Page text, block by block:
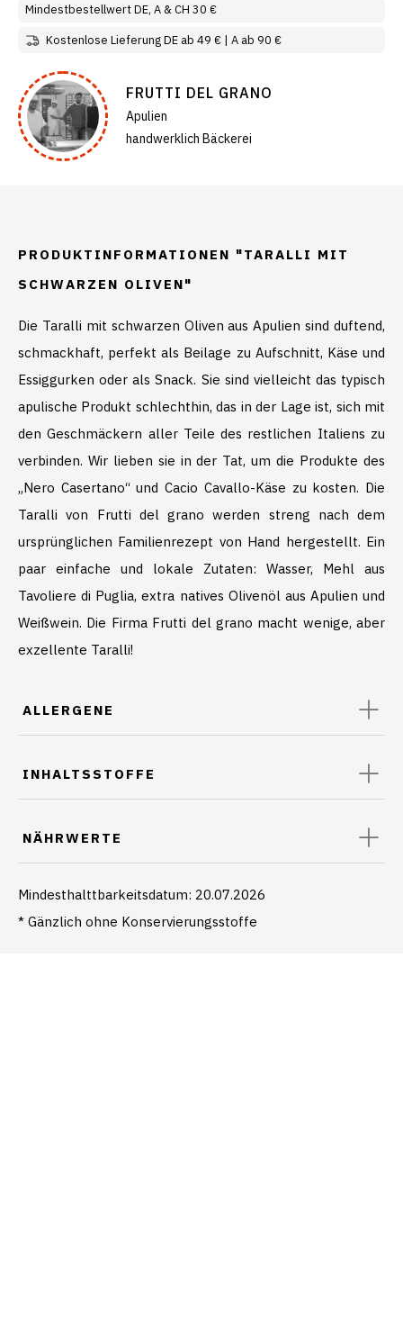
Mindestbestellwert DE, A & CH 30 €
Kostenlose Lieferung DE ab 49 € | A ab 90 €
FRUTTI DEL GRANO
Apulien
handwerklich Bäckerei
PRODUKTINFORMATIONEN "TARALLI MIT
SCHWARZEN OLIVEN"
Die Taralli mit schwarzen Oliven aus Apulien sind duftend,
schmackhaft, perfekt als Beilage zu Aufschnitt, Käse und
Essiggurken oder als Snack. Sie sind vielleicht das typisch
apulische Produkt schlechthin, das in der Lage ist, sich mit
den Geschmäckern aller Teile des restlichen Italiens zu
verbinden. Wir lieben sie in der Tat, um die Produkte des
„Nero Casertano“ und Cacio Cavallo-Käse zu kosten. Die
Taralli von Frutti del grano werden streng nach dem
ursprünglichen Familienrezept von Hand hergestellt. Ein
paar einfache und lokale Zutaten: Wasser, Mehl aus
Tavoliere di Puglia, extra natives Olivenöl aus Apulien und
Weißwein. Die Firma Frutti del grano macht wenige, aber
exzellente Taralli!
ALLERGENE
INHALTSSTOFFE
NÄHRWERTE
Mindesthalttbarkeitsdatum: 20.07.2026
* Gänzlich ohne Konservierungsstoffe